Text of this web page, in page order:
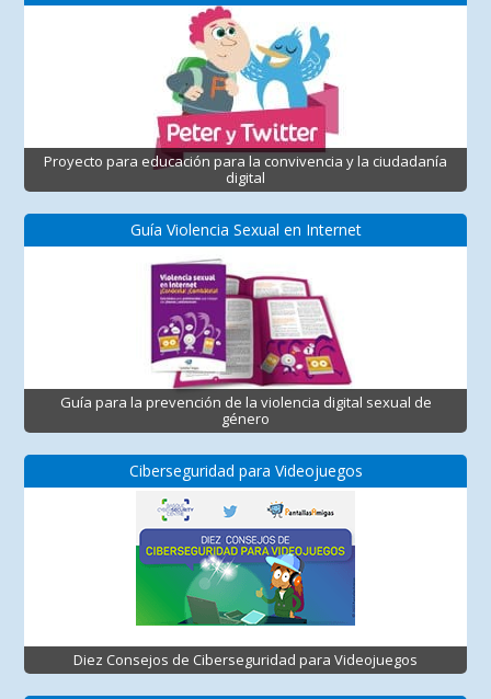
Proyecto para educación para la convivencia y la ciudadanía
digital
Guía Violencia Sexual en Internet
Guía para la prevención de la violencia digital sexual de
género
Ciberseguridad para Videojuegos
Diez Consejos de Ciberseguridad para Videojuegos